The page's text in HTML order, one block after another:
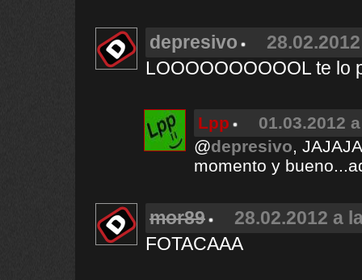
depresivo
LOOOOOOOOOOL te lo
Lpp
01.03.2012
@depresivo,
momento y
mor89
28.02.2012 a
FOTACAAA